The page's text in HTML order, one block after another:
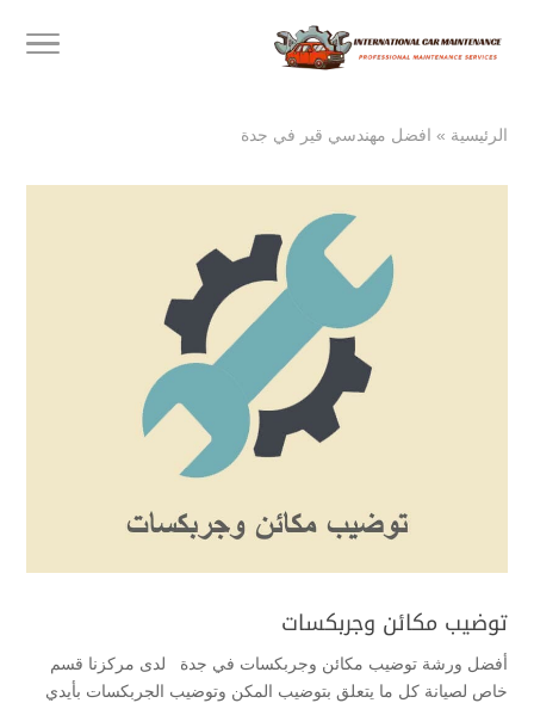
الرئيسية » افضل مهندسي قير في جدة
توضيب مكائن وجربكسات
أفضل ورشة توضيب مكائن وجربكسات في جدة لدى مركزنا قسم
خاص لصيانة كل ما يتعلق بتوضيب المكن وتوضيب الجربكسات بأيدي